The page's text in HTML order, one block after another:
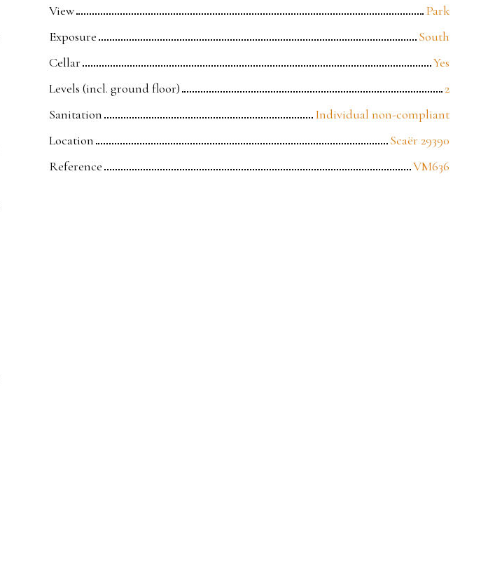
View
Park
Exposure
South
Cellar
Yes
Levels (incl. ground floor)
2
Sanitation
Individual non-compliant
Location
Scaër 29390
Reference
VM636